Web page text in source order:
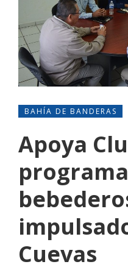
BAHÍA DE BANDERAS
Apoya
Cuevas